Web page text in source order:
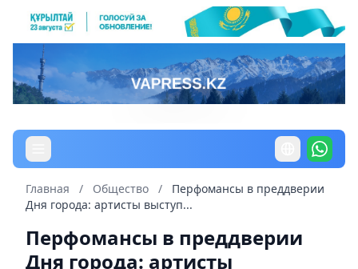
Главная / Общество /
Перфомансы в преддверии
Дня города: артисты выступ...
Перфомансы в преддверии
Дня города: артисты